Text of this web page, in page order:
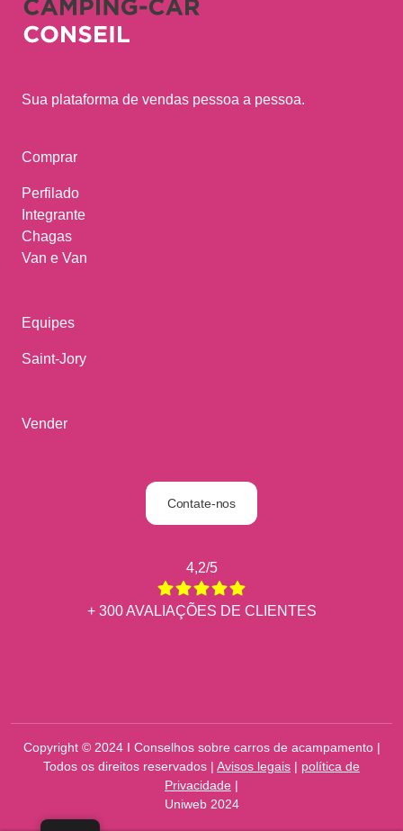
Sua plataforma de vendas pessoa a pessoa.
Comprar
Perfilado
Integrante
Chagas
Van e Van
Equipes
Saint-Jory
Vender
Contate-nos
4,2/5
+ 300 AVALIAÇÕES DE CLIENTES
Copyright © 2024 I Conselhos sobre carros de acampamento |
Todos os direitos reservados | Avisos legais | política de
Privacidade |
Uniweb 2024